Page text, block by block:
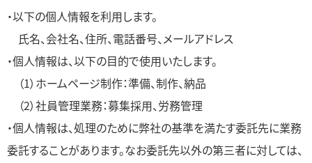
・以下の個人情報を利用します。
氏名、会社名、住所、電話番号、メールアドレス
・個人情報は、以下の目的で使用いたします。
（1）ホームページ制作：準備、制作、納品
（2）社員管理業務：募集採用、労務管理
・個人情報は、処理のために弊社の基準を満たす委託先に業務
委託することがあります。なお委託先以外の第三者に対しては、